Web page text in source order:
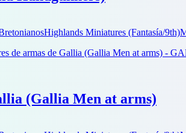
Highlands Miniatures (Fantasía/9th)
(Gallia Men at arms)